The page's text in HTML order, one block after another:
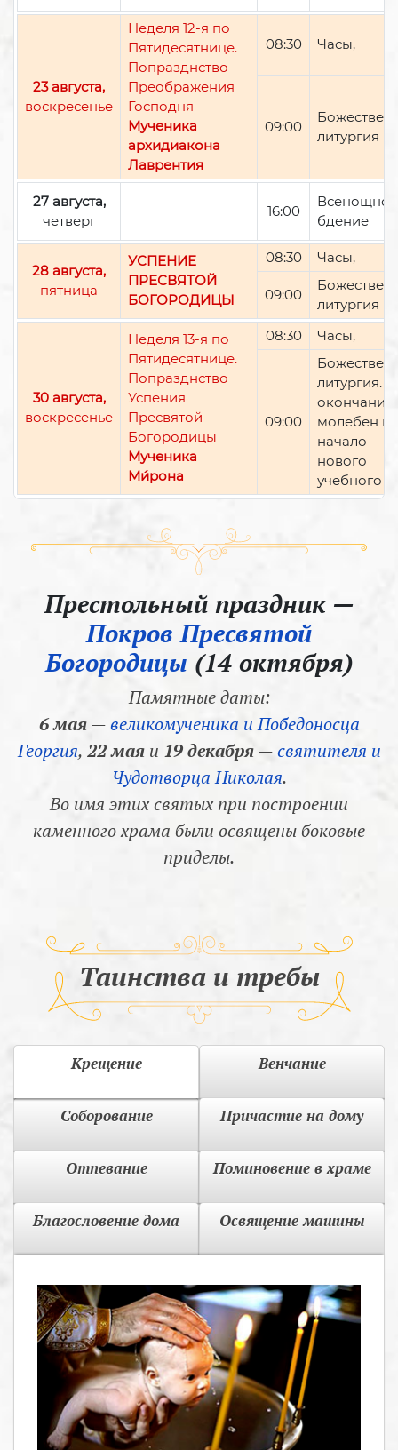
23 августа,
воскресенье
Неделя 12-я по
Пятидесятнице.
Попразднство
Преображения
Господня
Мученика
архидиакона
Лаврентия
08:30 Часы,
09:00
литургия
27 августа,
четверг
16:00
Всенощное
бдение
28 августа,
пятница
УСПЕНИЕ
ПРЕСВЯТОЙ
БОГОРОДИЦЫ
08:30 Часы,
09:00
литургия
30 августа,
воскресенье
Неделя 13-я по
Пятидесятнице.
Попразднство
Успения
Пресвятой
Богородицы
Мученика
Ми́рона
08:30 Часы,
09:00
литургия.
окончании
молебен
начало
нового
учебного
Престольный праздник —
Покров Пресвятой
Богородицы (14 октября)
Памятные даты:
6 мая—великомученика и Победоносца
Георгия, 22 маяи 19 декабря—святителя и
Чудотворца Николая.
Во имя этих святых при построении
каменного храма были освящены боковые
приделы.
Таинства и требы
Крещение Венчание
Соборование Причастие на дому
Отпевание Поминовение в храме
Благословение дома Освящение машины